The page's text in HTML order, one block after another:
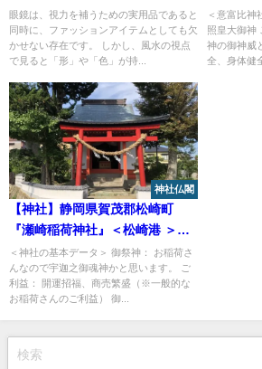
魅力・対人運を高める方法
眼鏡は、視力を補うための実用品であると
同時に、ファッションアイテムとしても欠
かせない存在です。 しかし、風水の視点
で見ると「形」や「色」が持...
橋大神
＜意富比神
照皇大御神
神の御神威
全、身体健
神社仏閣
【神社】静岡県賀茂郡松崎町
『瀬崎稲荷神社』＜松崎港 ＞＜
『世界の中心で愛をさけぶ』ロ
ケ地＞
＜神社の基本データ＞ 御祭神： お稲荷さ
んなので宇迦之御魂神かと思います。 ご
利益： 開運招福、商売繁盛（※一般的な
お稲荷さんのご利益） 御...